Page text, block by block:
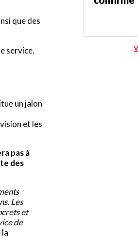
que des
service.
un jalon
et les
pas à
des
Les
et
de